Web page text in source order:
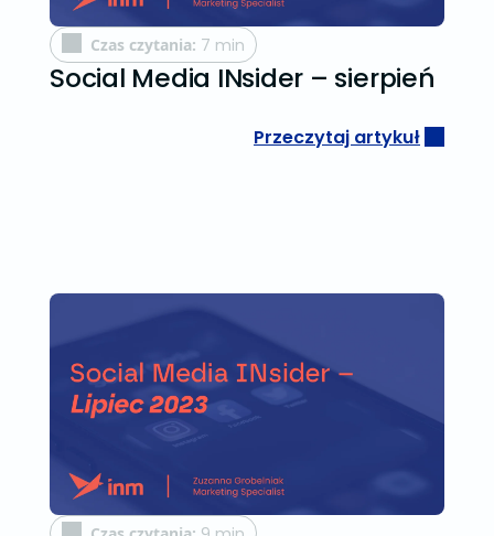
Czas czytania: 7 min
Social Media INsider – sierpień
Przeczytaj artykuł